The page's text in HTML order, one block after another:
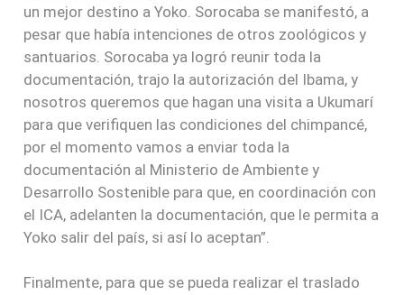
un mejor destino a Yoko. Sorocaba se manifestó, a
pesar que había intenciones de otros zoológicos y
santuarios. Sorocaba ya logró reunir toda la
documentación, trajo la autorización del Ibama, y
nosotros queremos que hagan una visita a Ukumarí
para que verifiquen las condiciones del chimpancé,
por el momento vamos a enviar toda la
documentación al Ministerio de Ambiente y
Desarrollo Sostenible para que, en coordinación con
el ICA, adelanten la documentación, que le permita a
Yoko salir del país, si así lo aceptan”.
Finalmente, para que se pueda realizar el traslado